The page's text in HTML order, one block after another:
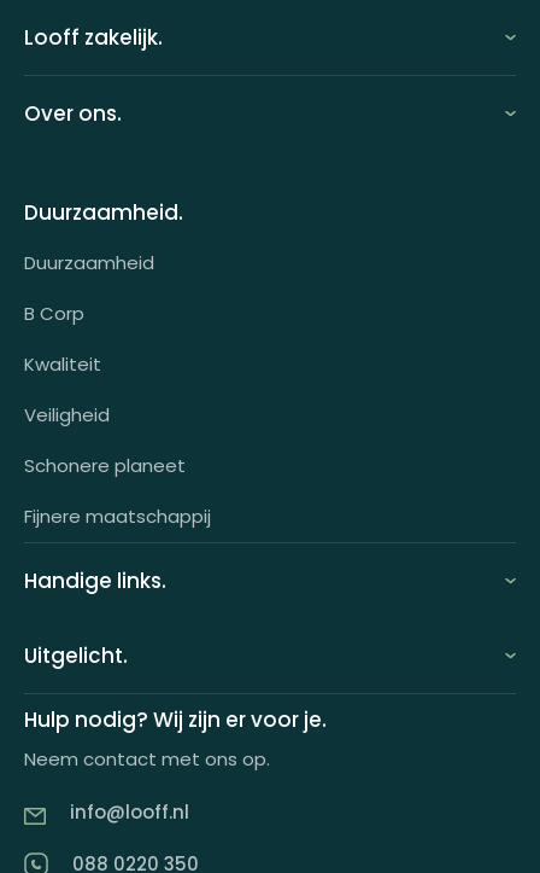
Looff zakelijk.
Looff attentprogramma | Collega's
Tarieven
Voor wie?
Klantcases
HR-koppeling
OCI-koppeling
Over ons.
Contact
Werken bij
Duurzaamheid.
Duurzaamheid
B Corp
Kwaliteit
Veiligheid
Schonere planeet
Fijnere maatschappij
Handige links.
FAQ
Demo aanvragen
Uitgelicht.
Keuzecadeauconcepten
Looff keuzecadeaukaart
Producten in huisstijl
Hulp nodig? Wij zijn er voor je.
Neem contact met ons op.
info@looff.nl
088 0220 350